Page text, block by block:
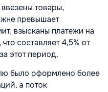
товары,
превышает
взысканы платежи на
составляет 4,5% от
этот период.
было оформлено более
а поток